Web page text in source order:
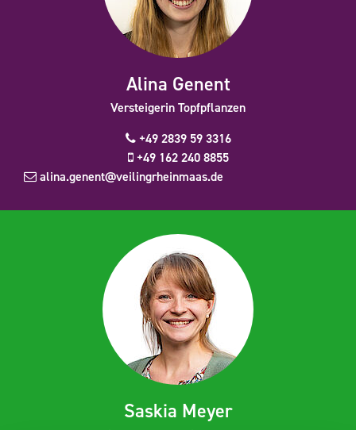
Alina Genent
Versteigerin Topfpflanzen
+49 2839 59 3316
+49 162 240 8855
alina.genent@veilingrheinmaas.de
Saskia Meyer